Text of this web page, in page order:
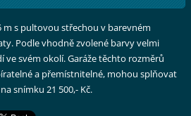
m s pultovou střechou v barevném
Podle vhodně zvolené barvy velmi
svém okolí. Garáže těchto rozměrů
a přemístnitelné, mohou splňovat
snímku 21 500,- Kč.